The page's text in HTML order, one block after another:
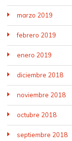
marzo 2019
febrero 2019
enero 2019
diciembre 2018
noviembre 2018
octubre 2018
septiembre 2018